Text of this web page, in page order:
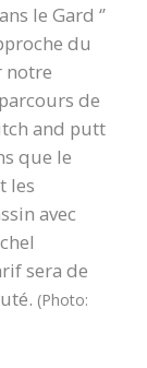
le Gard ‘’
du
notre
de
and putt
que le
les
avec
sera de
(Photo: